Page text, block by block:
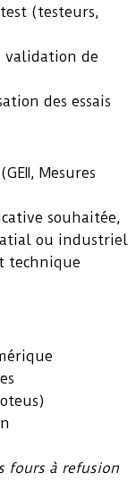
(testeurs,
validation de
des essais
Mesures
souhaitée,
ou industriel
technique
fours à refusion